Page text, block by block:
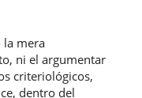
la mera
ni el argumentar
criteriológicos,
dentro del